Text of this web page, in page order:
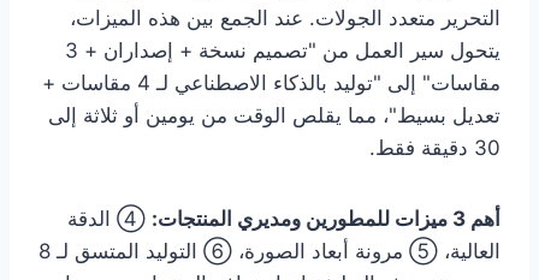
التحرير متعدد الجولات. عند الجمع بين هذه الميزات،
يتحول سير العمل من "تصميم نسخة + إصداران + 3
مقاسات" إلى "توليد بالذكاء الاصطناعي لـ 4 مقاسات +
تعديل بسيط"، مما يقلص الوقت من يومين أو ثلاثة إلى
30 دقيقة فقط.
أهم 3 ميزات للمطورين ومديري المنتجات:
④ الدقة
العالية، ⑤ مرونة أبعاد الصورة، ⑥ التوليد المتسق لـ 8